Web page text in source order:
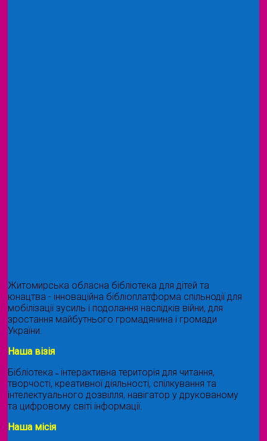
Житомирська обласна бібліотека для дітей та
юнацтва - інноваційна бібліоплатформа спільнодії для
мобілізації зусиль і подолання наслідків війни, для
зростання майбутнього громадянина і громади
України.
Наша візія
Бібліотека ˗ інтерактивна територія для читання,
творчості, креативної діяльності, спілкування та
інтелектуального дозвілля, навігатор у друкованому
та цифровому світі інформації.
Наша місія